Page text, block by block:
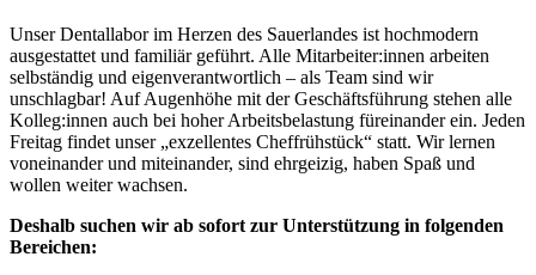
Unser Dentallabor im Herzen des Sauerlandes ist hochmodern
ausgestattet und familiär geführt. Alle Mitarbeiter:innen arbeiten
selbständig und eigenverantwortlich – als Team sind wir
unschlagbar! Auf Augenhöhe mit der Geschäftsführung stehen alle
Kolleg:innen auch bei hoher Arbeitsbelastung füreinander ein. Jeden
Freitag findet unser „exzellentes Cheffrühstück“ statt. Wir lernen
voneinander und miteinander, sind ehrgeizig, haben Spaß und
wollen weiter wachsen.
Deshalb suchen wir ab sofort zur Unterstützung in folgenden
Bereichen: